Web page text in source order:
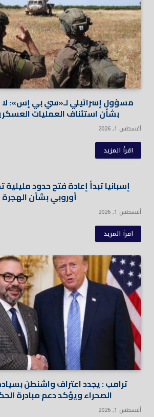
مسؤول إسرائيلي لـ«سي بي إس»: لا
بشأن استئناف العمليات
أغسطس 1, 2026
اقرأ المزيد
إسبانيا تبدأ إعادة فتح حدود مليلية
أوروبي بشأن الهجرة
أغسطس 1, 2026
اقرأ المزيد
ترامب : يجدد اعتراف واشنطن
الصحراء ويؤكد دعم مبادرة
أغسطس 1, 2026